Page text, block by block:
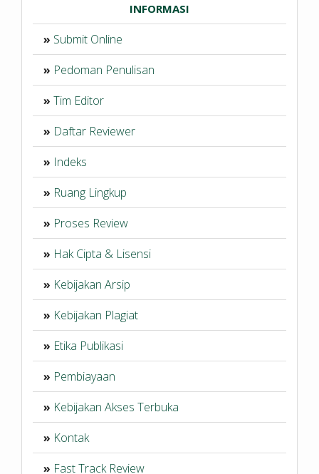
INFORMASI
» Submit Online
» Pedoman Penulisan
» Tim Editor
» Daftar Reviewer
» Indeks
» Ruang Lingkup
» Proses Review
» Hak Cipta & Lisensi
» Kebijakan Arsip
» Kebijakan Plagiat
» Etika Publikasi
» Pembiayaan
» Kebijakan Akses Terbuka
» Kontak
» Fast Track Review